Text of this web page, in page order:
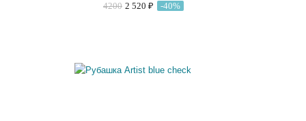
4200 2 520 ₽ -40%